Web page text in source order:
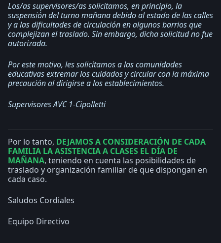
Los/as supervisores/as solicitamos, en principio, la
suspensión del turno mañana debido al estado de las calles
y a las dificultades de circulación en algunos barrios que
complejizan el traslado. Sin embargo, dicha solicitud no fue
autorizada.
Por este motivo, les solicitamos a las comunidades
educativas extremar los cuidados y circular con la máxima
precaución al dirigirse a los establecimientos.
Supervisores AVC 1-Cipolletti
Por lo tanto, DEJAMOS A CONSIDERACIÓN DE CADA
FAMILIA LA ASISTENCIA A CLASES EL DÍA DE
MAÑANA, teniendo en cuenta las posibilidades de
traslado y organización familiar de que dispongan en
cada caso.
Saludos Cordiales
Equipo Directivo